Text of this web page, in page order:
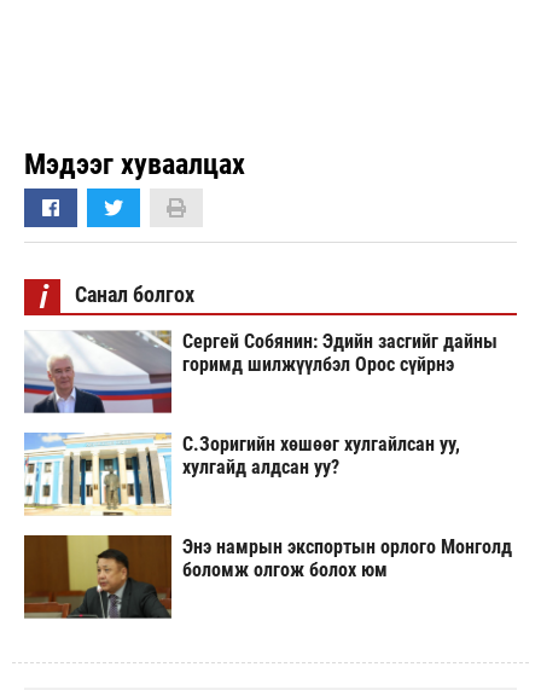
Мэдээг хуваалцах
i Санал болгох
Сергей Собянин: Эдийн засгийг дайны
горимд шилжүүлбэл Орос сүйрнэ
С.Зоригийн хөшөөг хулгайлсан уу,
хулгайд алдсан уу?
Энэ намрын экспортын орлого Монголд
боломж олгож болох юм